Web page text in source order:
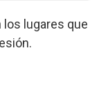
los lugares que